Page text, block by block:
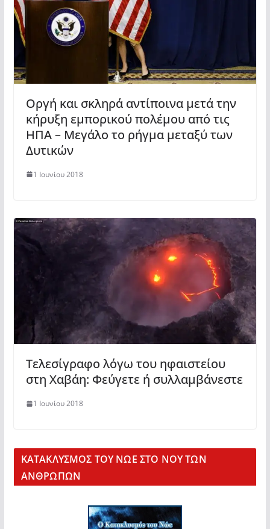
Οργή και σκληρά αντίποινα μετά την
κήρυξη εμπορικού πολέμου από τις
ΗΠΑ – Μεγάλο το ρήγμα μεταξύ των
Δυτικών
1 Ιουνίου 2018
Τελεσίγραφο λόγω του ηφαιστείου
στη Χαβάη: Φεύγετε ή συλλαμβάνεστε
1 Ιουνίου 2018
KΑΤΑΚΛΥΣΜΟΣ ΤΟΥ ΝΩΕ ΣΤΟ ΝΟΥ ΤΩΝ
ΑΝΘΡΩΠΩΝ